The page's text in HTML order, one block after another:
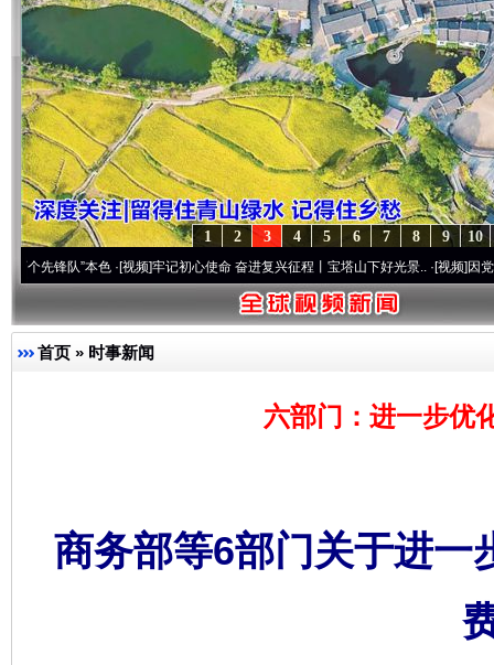
10
9
8
7
6
5
4
3
2
1
”本色·[视频]牢记初心使命 奋进复兴征程丨宝塔山下好光景..·[视频]因党而生 为党
首页 » 时事新闻
六部门：进一步优
商务部等6部门关于进一